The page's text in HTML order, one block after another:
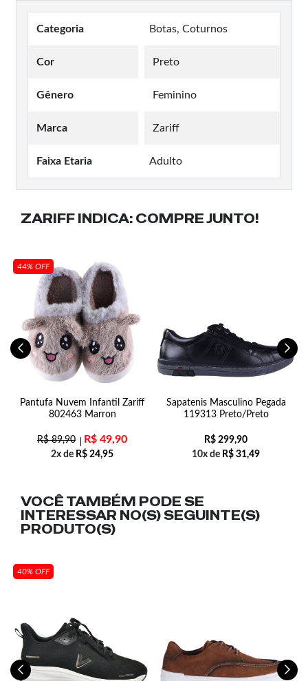
Categoria Botas, Coturnos
Cor Preto
Gênero Feminino
Marca Zariff
Faixa Etaria Adulto
ZARIFF INDICA: COMPRE JUNTO!
44% OFF
Pantufa Nuvem Infantil Zariff
802463 Marron
R$89,90 R$ 49,90
2x de R$ 24,95
Sapatenis Masculino Pegada
119313 Preto/Preto
R$ 299,90
10x de R$ 31,49
VOCÊ TAMBÉM PODE SE
INTERESSAR NO(S) SEGUINTE(S)
PRODUTO(S)
40% OFF